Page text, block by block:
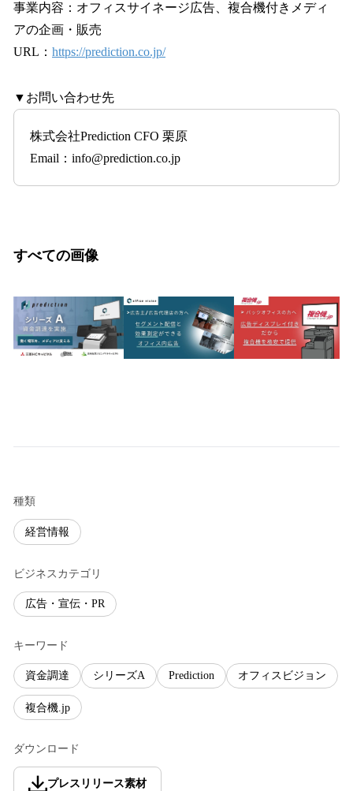
事業内容：オフィスサイネージ広告、複合機付きメディ
アの企画・販売
URL： https://prediction.co.jp/
▼お問い合わせ先
株式会社Prediction CFO 栗原
Email：info@prediction.co.jp
すべての画像
種類
経営情報
ビジネスカテゴリ
広告・宣伝・PR
キーワード
資金調達 シリーズA Prediction オフィスビジョン
複合機.jp
ダウンロード
プレスリリース素材